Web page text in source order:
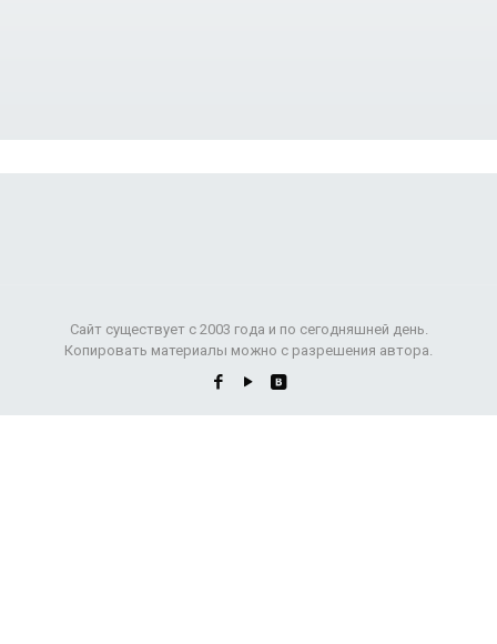
Сайт существует с 2003 года и по сегодняшней день.
Копировать материалы можно с разрешения автора.